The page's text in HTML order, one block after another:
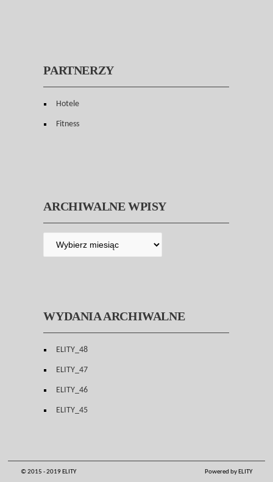
PARTNERZY
Hotele
Fitness
ARCHIWALNE WPISY
WYDANIA ARCHIWALNE
ELITY_48
ELITY_47
ELITY_46
ELITY_45
© 2015 - 2019 ELITY Powered by ELITY